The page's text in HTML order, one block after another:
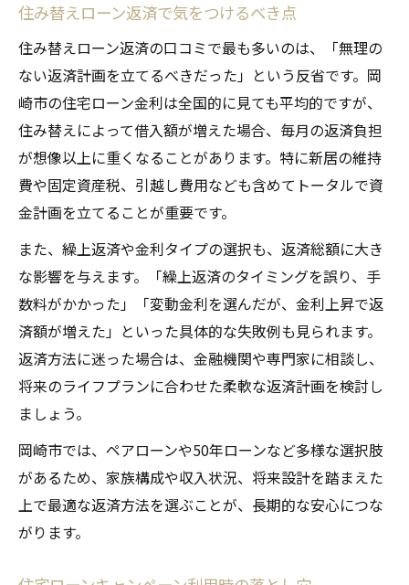
住み替えローン返済で気をつけるべき点
住み替えローン返済の口コミで最も多いのは、「無理の
ない返済計画を立てるべきだった」という反省です。岡
崎市の住宅ローン金利は全国的に見ても平均的ですが、
住み替えによって借入額が増えた場合、毎月の返済負担
が想像以上に重くなることがあります。特に新居の維持
費や固定資産税、引越し費用なども含めてトータルで資
金計画を立てることが重要です。
また、繰上返済や金利タイプの選択も、返済総額に大き
な影響を与えます。「繰上返済のタイミングを誤り、手
数料がかかった」「変動金利を選んだが、金利上昇で返
済額が増えた」といった具体的な失敗例も見られます。
返済方法に迷った場合は、金融機関や専門家に相談し、
将来のライフプランに合わせた柔軟な返済計画を検討し
ましょう。
岡崎市では、ペアローンや50年ローンなど多様な選択肢
があるため、家族構成や収入状況、将来設計を踏まえた
上で最適な返済方法を選ぶことが、長期的な安心につな
がります。